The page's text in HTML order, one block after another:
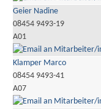
Geier Nadine
08454 9493-19
A01
Klamper Marco
08454 9493-41
A07